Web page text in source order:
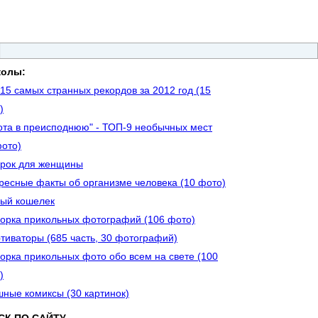
самых странных рекордов за 2012 год (15
в преисподнюю" - ТОП-9 необычных мест
для женщины
факты об организме человека (10 фото)
кошелек
прикольных фотографий (106 фото)
(685 часть, 30 фотографий)
прикольных фото обо всем на свете (100
комиксы (30 картинок)